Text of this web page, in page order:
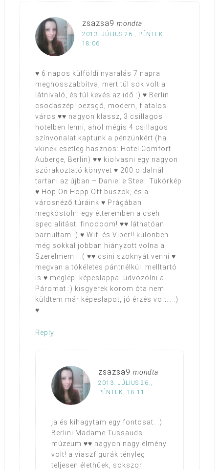
zsazsa9 mondta
2013. JÚLIUS 26., PÉNTEK,
18:06
♥ 6 napos külföldi nyaralás 7 napra
meghosszabbítva, mert túl sok volt a
látnivaló, és túl kevés az idő :) ♥ Berlin
csodaszép! pezsgő, modern, fiatalos
város ♥♥ nagyon klassz, 3 csillagos
hotelben lenni, ahol mégis 4 csillagos
színvonalat kaptunk a pénzünkért (ha
vkinek esetleg hasznos: Hotel Comfort
Auberge, Berlin) ♥♥ kiolvasni egy nagyon
szórakoztató könyvet ♥ 200 oldalnál
tartani az újban – Danielle Steel: Tükörkép
♥ Hop On Hopp Off buszok, és a
városnéző túráink ♥ Prágában
megkóstolni egy étteremben a cseh
specialitást: finoooom! ♥♥ láthatóan
barnultam :) ♥ Wifi és Viber!! különben
még sokkal jobban hiányzott volna a
Szerelmem.. :( ♥♥ csini szoknyát venni ♥
megvan a tökéletes pántnélküli melltartó
is ♥ meglepi képeslappal üdvözölni a
Páromat :) kisgyerek korom óta nem
küldtem már képeslapot, jó érzés volt… :)
♥
Reply
zsazsa9 mondta
2013. JÚLIUS 26.,
PÉNTEK, 18:11
ja és kihagytam egy fontosat. :)
Berlini Madame Tussauds
múzeum ♥♥ nagyon nagy élmény
volt! a viaszfigurák tényleg
teljesen élethűek, sokszor